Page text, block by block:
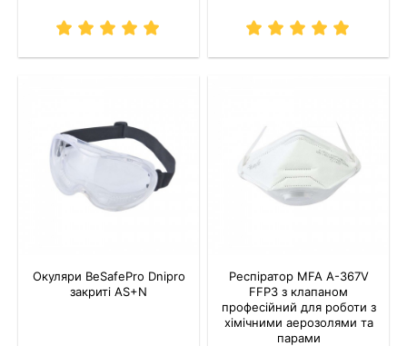
Окуляри BeSafePro Dnipro
закриті AS+N
Респіратор MFA A-367V
FFP3 з клапаном
професійний для роботи з
хімічними аерозолями та
парами